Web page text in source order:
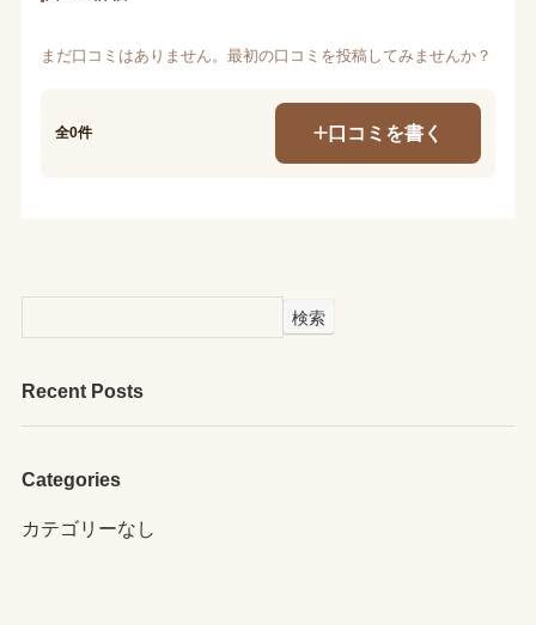
まだ口コミはありません。最初の口コミを投稿してみませんか？
全0件 口コミを書く
検索
Recent Posts
Categories
カテゴリーなし